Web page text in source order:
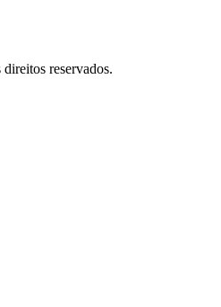
direitos reservados.